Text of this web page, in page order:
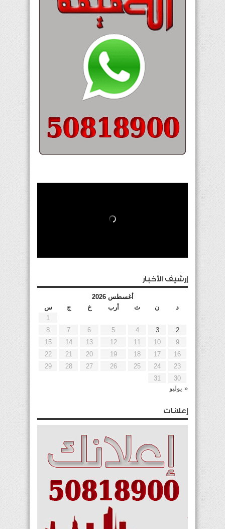
إرشيف الأخبار
أغسطس 2026
د
ن ث أرب خ ج
س
1
2
3
4
5
6
7
8
9
10
11
12
13
14
15
16
17
18
19
20
21
22
23
24
25
26
27
28
29
30
31
« يوليو
إعلانات